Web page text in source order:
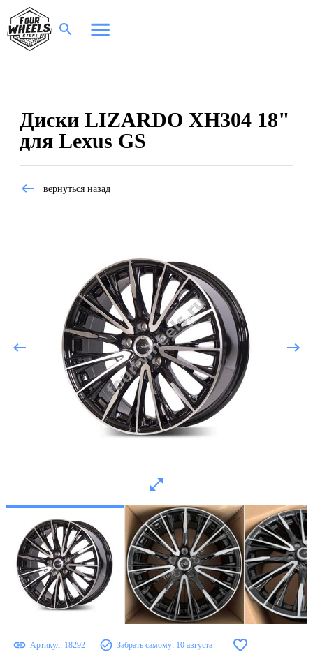
Диски LIZARDO XH304 18"
для Lexus GS
вернуться назад
Артикул: 18292 Забрать самому: 10 августа